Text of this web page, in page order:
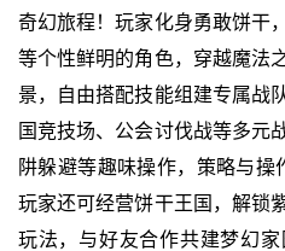
奇幻旅程！玩家化身勇敢饼干
等个性鲜明的角色，穿越魔法
景，自由搭配技能组建专属战
国竞技场、公会讨伐战等多元
阱躲避等趣味操作，策略与操
玩家还可经营饼干王国，解锁
玩法，与好友合作共建梦幻